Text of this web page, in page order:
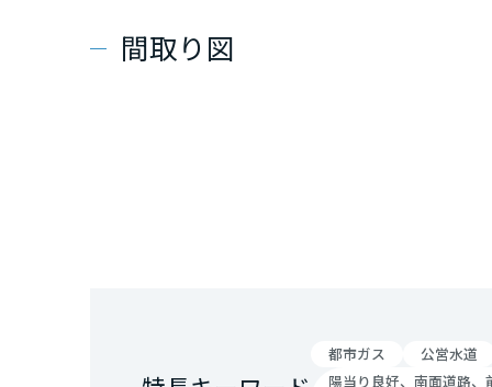
間取り図
都市ガス
公営水道
陽当り良好、南面道路